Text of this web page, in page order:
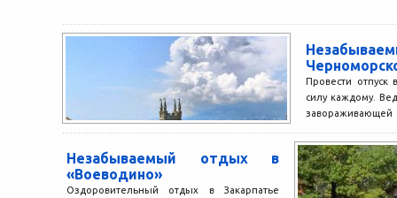
Провести
силу каждому.
Незабываемый отдых в
«Воеводино»
Оздоровительный отдых в Закарпатье